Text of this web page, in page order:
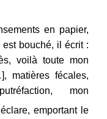
en papier,
bouché, il écrit :
voilà toute mon
matières fécales,
mon
emportant le